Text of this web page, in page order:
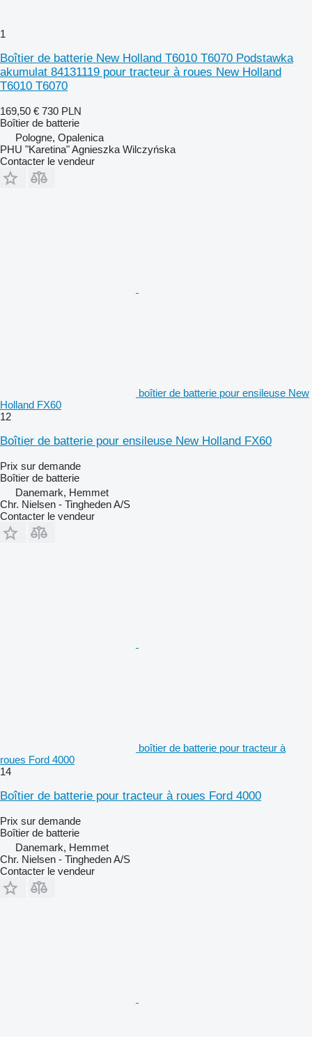
1
Boîtier de batterie New Holland T6010 T6070 Podstawka
akumulat 84131119 pour tracteur à roues New Holland
T6010 T6070
169,50 € 730 PLN
Boîtier de batterie
Pologne, Opalenica
PHU "Karetina" Agnieszka Wilczyńska
Contacter le vendeur
boîtier de batterie pour ensileuse New
Holland FX60
12
Boîtier de batterie pour ensileuse New Holland FX60
Prix sur demande
Boîtier de batterie
Danemark, Hemmet
Chr. Nielsen - Tingheden A/S
Contacter le vendeur
boîtier de batterie pour tracteur à
roues Ford 4000
14
Boîtier de batterie pour tracteur à roues Ford 4000
Prix sur demande
Boîtier de batterie
Danemark, Hemmet
Chr. Nielsen - Tingheden A/S
Contacter le vendeur